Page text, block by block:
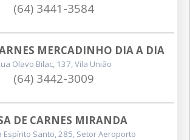
(64) 3441-3584
MERCADINHO DIA A DIA
Olavo Bilac, 137, Vila União
(64) 3442-3009
DE CARNES MIRANDA
Espírito Santo, 285, Setor Aeroporto